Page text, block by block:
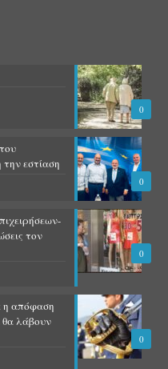
0
0
εστίαση
0
τον
0
η απόφαση
θα λάβουν